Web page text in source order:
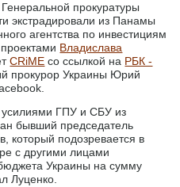
прокуратуры
экстрадировали из Панамы
агентства по инвестициям
Владислава
CRiME со ссылкой на РБК -
прокурор Украины Юрий
ГПУ и СБУ из
бывший председатель
который подозревается в
с другими лицами
Украины на сумму
Луценко.